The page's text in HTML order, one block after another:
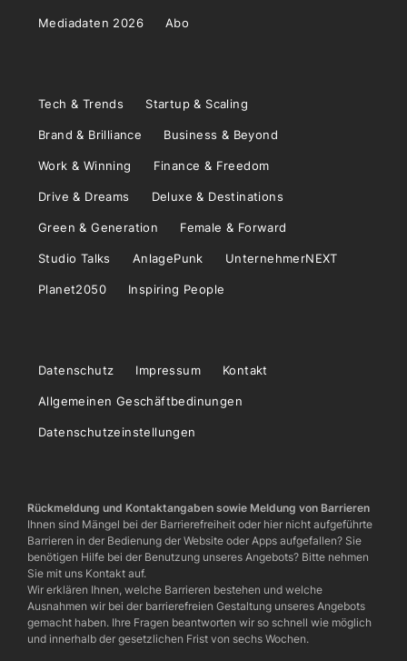
Mediadaten 2026 Abo
Tech & Trends Startup & Scaling
Brand & Brilliance Business & Beyond
Work & Winning Finance & Freedom
Drive & Dreams Deluxe & Destinations
Green & Generation Female & Forward
Studio Talks AnlagePunk UnternehmerNEXT
Planet2050 Inspiring People
Datenschutz Impressum Kontakt
Allgemeinen Geschäftbedinungen
Datenschutzeinstellungen
Rückmeldung und Kontaktangaben sowie Meldung von Barrieren
Ihnen sind Mängel bei der Barrierefreiheit oder hier nicht aufgeführte
Barrieren in der Bedienung der Website oder Apps aufgefallen? Sie
benötigen Hilfe bei der Benutzung unseres Angebots? Bitte nehmen
Sie mit uns Kontakt auf.
Wir erklären Ihnen, welche Barrieren bestehen und welche
Ausnahmen wir bei der barrierefreien Gestaltung unseres Angebots
gemacht haben. Ihre Fragen beantworten wir so schnell wie möglich
und innerhalb der gesetzlichen Frist von sechs Wochen.